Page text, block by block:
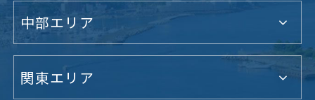
中部エリア
関東エリア